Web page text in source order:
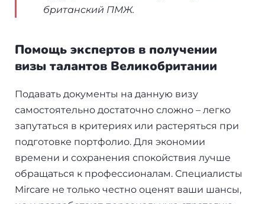
британский ПМЖ.
Помощь экспертов в получении
визы талантов Великобритании
Подавать документы на данную визу
самостоятельно достаточно сложно – легко
запутаться в критериях или растеряться при
подготовке портфолио. Для экономии
времени и сохранения спокойствия лучше
обращаться к профессионалам. Специалисты
Mircare не только честно оценят ваши шансы,